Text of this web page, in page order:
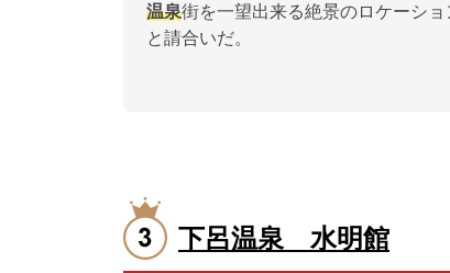
温泉街を一望出来る絶景のロケーシ
と請合いだ。
下呂温泉 水明館